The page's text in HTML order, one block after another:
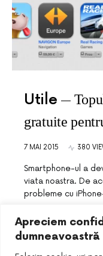
Apreciem
dumneavoastră
Utile
gratuite
7 MAI 2015 380
Smartphone-ul a
viata noastra. De
probleme cu